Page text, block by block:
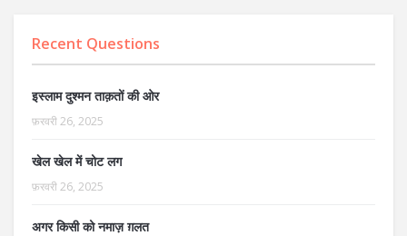
Recent Questions
इस्लाम दुश्मन ताक़तों की ओर
फ़रवरी 26, 2025
खेल खेल में चोट लग
फ़रवरी 26, 2025
अगर किसी को नमाज़ ग़लत